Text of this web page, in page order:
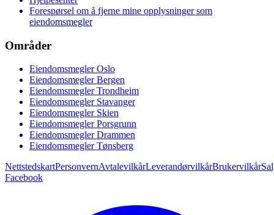
Forespørsel om å fjerne mine opplysninger som
eiendomsmegler
Områder
Eiendomsmegler Oslo
Eiendomsmegler Bergen
Eiendomsmegler Trondheim
Eiendomsmegler Stavanger
Eiendomsmegler Skien
Eiendomsmegler Porsgrunn
Eiendomsmegler Drammen
Eiendomsmegler Tønsberg
NettstedskartPersonvernAvtalevilkårLeverandørvilkårBrukervilkår
Facebook